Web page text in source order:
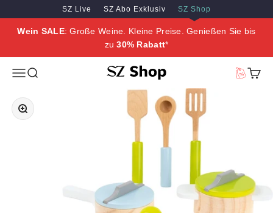
Zum Inhalt springen
Zum Hauptinhalt springen
SZ Live SZ Abo Exklusiv SZ Shop
Wein SALE: Große Weine. Kleine Preise. Genießen Sie bis
zu30% Rabatt*
MenüSuche SZ Erleben
Bild vergrößern